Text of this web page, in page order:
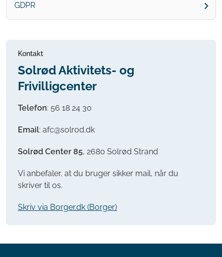
GDPR
Kontakt
Solrød Aktivitets- og
Frivilligcenter
Telefon: 56 18 24 30
Email: afc@solrod.dk
Solrød Center 85, 2680 Solrød Strand
Vi anbefaler, at du bruger sikker mail, når du
skriver til os.
Skriv via Borger.dk (Borger)